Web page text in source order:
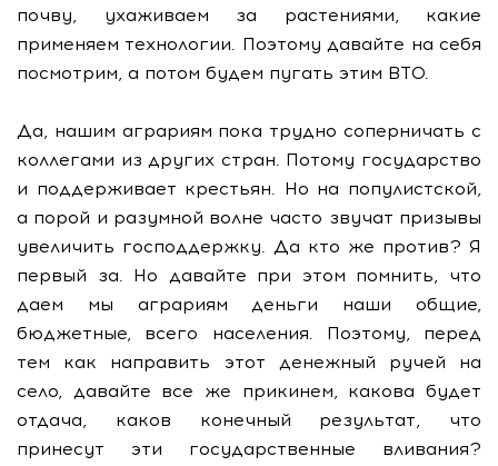
почву, ухаживаем за растениями, какие
применяем технологии. Поэтому давайте на себя
посмотрим, а потом будем пугать этим ВТО.
Да, нашим аграриям пока трудно соперничать с
коллегами из других стран. Потому государство
и поддерживает крестьян. Но на популистской,
а порой и разумной волне часто звучат призывы
увеличить господдержку. Да кто же против? Я
первый за. Но давайте при этом помнить, что
даем мы аграриям деньги наши общие,
бюджетные, всего населения. Поэтому, перед
тем как направить этот денежный ручей на
село, давайте все же прикинем, какова будет
отдача, каков конечный результат, что
принесут эти государственные вливания?